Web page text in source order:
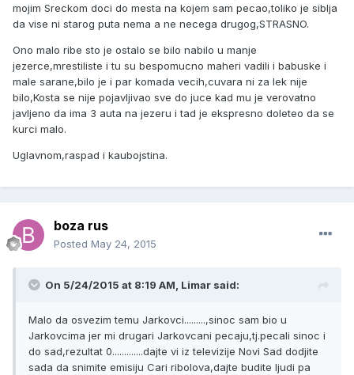
mojim Sreckom doci do mesta na kojem sam pecao,toliko je siblja
da vise ni starog puta nema a ne necega drugog,STRASNO.
Ono malo ribe sto je ostalo se bilo nabilo u manje
jezerce,mrestiliste i tu su bespomucno maheri vadili i babuske i
male sarane,bilo je i par komada vecih,cuvara ni za lek nije
bilo,Kosta se nije pojavljivao sve do juce kad mu je verovatno
javljeno da ima 3 auta na jezeru i tad je ekspresno doleteo da se
kurci malo.
Uglavnom,raspad i kaubojstina.
boza rus
Posted May 24, 2015
On 5/24/2015 at 8:19 AM, Limar said:
Malo da osvezim temu Jarkovci.........,sinoc sam bio u
Jarkovcima jer mi drugari Jarkovcani pecaju,tj.pecali sinoc i
do sad,rezultat 0.............dajte vi iz televizije Novi Sad dodjite
sada da snimite emisiju Cari ribolova,dajte budite ljudi pa